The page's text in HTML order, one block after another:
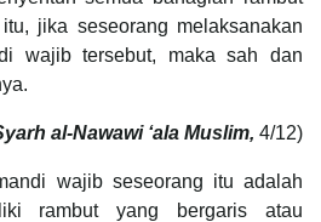
jika seseorang melaksanakan
wajib tersebut, maka sah dan
al-Nawawi ‘ala Muslim, 4/12)
wajib seseorang itu adalah
rambut yang bergaris atau